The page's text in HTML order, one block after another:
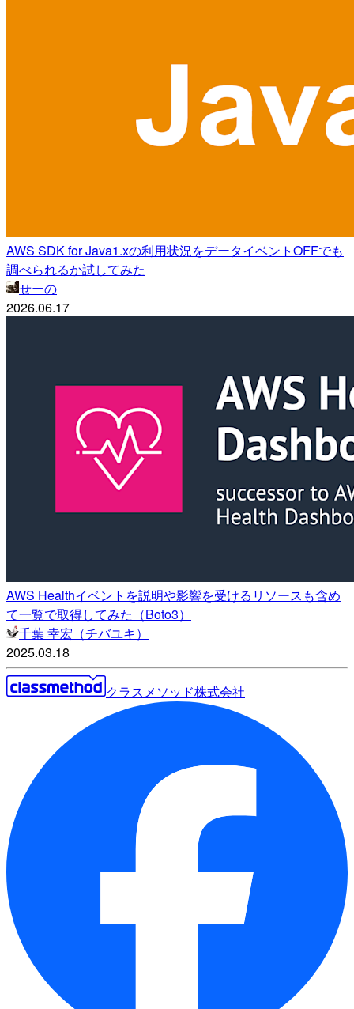
AWS SDK for Java1.xの利用状況をデータイベントOFFでも
調べられるか試してみた
せーの
2026.06.17
AWS Healthイベントを説明や影響を受けるリソースも含め
て一覧で取得してみた（Boto3）
千葉 幸宏（チバユキ）
2025.03.18
クラスメソッド株式会社